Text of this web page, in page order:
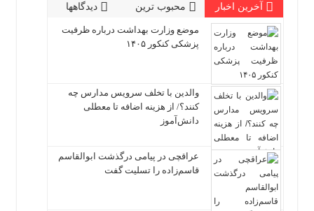
آخرین اخبار محبوب ترین دیدگاهها
موضع وزارت بهداشت درباره ظرفیت
پزشکی کنکور ۱۴۰۵
والدین با تخلف سرویس مدارس چه
کنند؟/ از هزینه اضافه تا معطلی
دانش‌آموز
عراقچی در پیامی درگذشت ابوالقاسم
قاسم‌زاده را تسلیت گفت